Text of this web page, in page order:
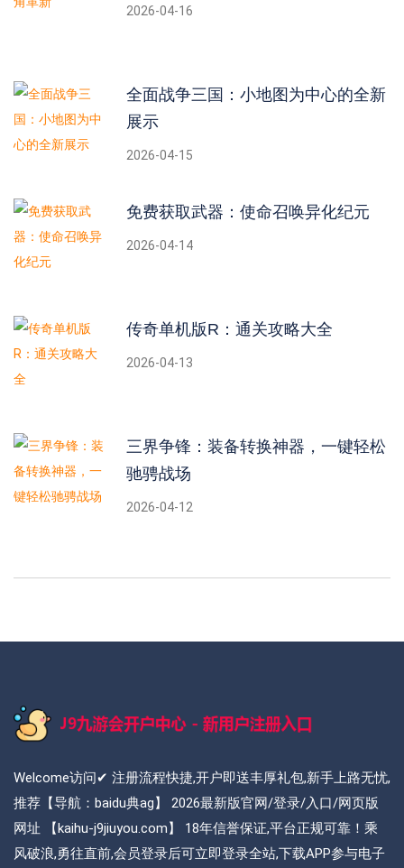
2026-04-16
全面战争三国：小地图为中心的全新
展示
2026-04-15
免费获取武器：使命召唤异化纪元
2026-04-14
传奇单机版R：通关攻略大全
2026-04-13
三界争锋：装备转换神器，一键轻松
驰骋战场
2026-04-12
Welcome访问✔ 注册流程快捷,开户即送丰厚礼包,新手上路无忧,
推荐【导航：baidu典ag】 2026最新版官网/登录/入口/网页版
网址 【kaihu-j9jiuyou.com】 18年信誉保证,平台正规可靠！乘
风破浪,勇往直前,会员登录后可立即登录全站,下载APP参与电子